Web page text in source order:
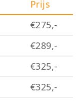
Prijs
€275,-
€289,-
€325,-
€325,-